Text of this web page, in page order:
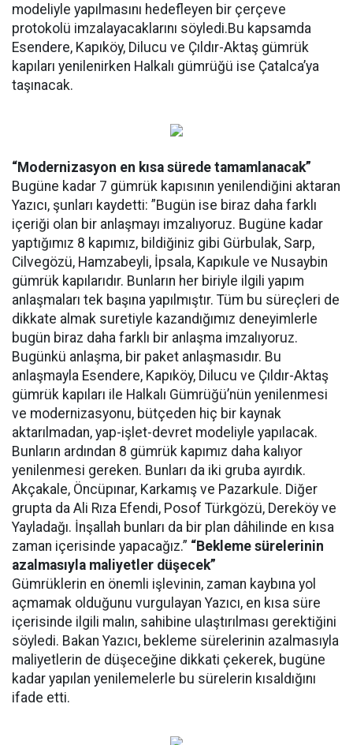
modeliyle yapılmasını hedefleyen bir çerçeve
protokolü imzalayacaklarını söyledi.Bu kapsamda
Esendere, Kapıköy, Dilucu ve Çıldır-Aktaş gümrük
kapıları yenilenirken Halkalı gümrüğü ise Çatalca’ya
taşınacak.
“Modernizasyon en kısa sürede tamamlanacak”
Bugüne kadar 7 gümrük kapısının yenilendiğini aktaran
Yazıcı, şunları kaydetti: ”Bugün ise biraz daha farklı
içeriği olan bir anlaşmayı imzalıyoruz. Bugüne kadar
yaptığımız 8 kapımız, bildiğiniz gibi Gürbulak, Sarp,
Cilvegözü, Hamzabeyli, İpsala, Kapıkule ve Nusaybin
gümrük kapılarıdır. Bunların her biriyle ilgili yapım
anlaşmaları tek başına yapılmıştır. Tüm bu süreçleri de
dikkate almak suretiyle kazandığımız deneyimlerle
bugün biraz daha farklı bir anlaşma imzalıyoruz.
Bugünkü anlaşma, bir paket anlaşmasıdır. Bu
anlaşmayla Esendere, Kapıköy, Dilucu ve Çıldır-Aktaş
gümrük kapıları ile Halkalı Gümrüğü’nün yenilenmesi
ve modernizasyonu, bütçeden hiç bir kaynak
aktarılmadan, yap-işlet-devret modeliyle yapılacak.
Bunların ardından 8 gümrük kapımız daha kalıyor
yenilenmesi gereken. Bunları da iki gruba ayırdık.
Akçakale, Öncüpınar, Karkamış ve Pazarkule. Diğer
grupta da Ali Rıza Efendi, Posof Türkgözü, Dereköy ve
Yayladağı. İnşallah bunları da bir plan dâhilinde en kısa
zaman içerisinde yapacağız.” “Bekleme sürelerinin
azalmasıyla maliyetler düşecek”
Gümrüklerin en önemli işlevinin, zaman kaybına yol
açmamak olduğunu vurgulayan Yazıcı, en kısa süre
içerisinde ilgili malın, sahibine ulaştırılması gerektiğini
söyledi. Bakan Yazıcı, bekleme sürelerinin azalmasıyla
maliyetlerin de düşeceğine dikkati çekerek, bugüne
kadar yapılan yenilemelerle bu sürelerin kısaldığını
ifade etti.